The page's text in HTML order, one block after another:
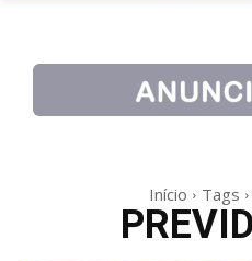
Início Tags